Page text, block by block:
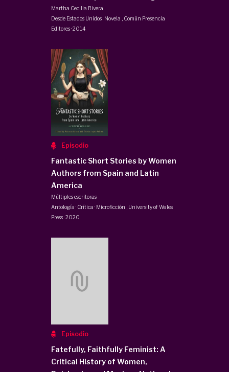
Martha Cecilia Rivera
Desde Estados Unidos · Novela
Común Presencia
Editores·2014
Episodio
Fantastic Short Stories by Women
Authors from Spain and Latin
America
Múltiples escritoras
Antología · Crítica · Microficción
University of Wales
Press·2020
Episodio
Fatefully, Faithfully Feminist: A
Critical History of Women,